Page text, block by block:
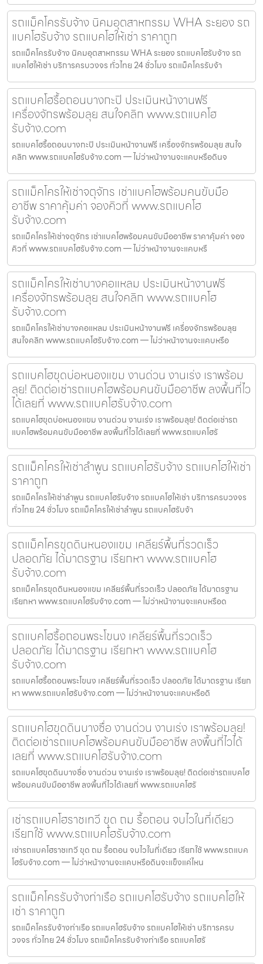
รถแม็คโครรับจ้าง นิคมอุตสาหกรรม WHA ระยอง รถ
แบคโฮรับจ้าง รถแบคโฮให้เช่า ราคาถูก
รถแม็คโครรับจ้าง นิคมอุตสาหกรรม WHA ระยอง รถแบคโฮรับจ้าง รถ
แบคโฮให้เช่า บริการครบวงจร ทั่วไทย 24 ชั่วโมง รถแม็คโครรับจ้า
รถแบคโฮรื้อถอนบางกะปิ ประเมินหน้างานฟรี
เครื่องจักรพร้อมลุย สนใจคลิก www.รถแบคโฮ
รับจ้าง.com
รถแบคโฮรื้อถอนบางกะปิ ประเมินหน้างานฟรี เครื่องจักรพร้อมลุย สนใจ
คลิก www.รถแบคโฮรับจ้าง.com — ไม่ว่าหน้างานจะแคบหรือดินจ
รถแม็คโครให้เช่าจตุจักร เช่าแบคโฮพร้อมคนขับมือ
อาชีพ ราคาคุ้มค่า จองคิวที่ www.รถแบคโฮ
รับจ้าง.com
รถแม็คโครให้เช่าจตุจักร เช่าแบคโฮพร้อมคนขับมืออาชีพ ราคาคุ้มค่า จอง
คิวที่ www.รถแบคโฮรับจ้าง.com — ไม่ว่าหน้างานจะแคบหรื
รถแม็คโครให้เช่าบางคอแหลม ประเมินหน้างานฟรี
เครื่องจักรพร้อมลุย สนใจคลิก www.รถแบคโฮ
รับจ้าง.com
รถแม็คโครให้เช่าบางคอแหลม ประเมินหน้างานฟรี เครื่องจักรพร้อมลุย
สนใจคลิก www.รถแบคโฮรับจ้าง.com — ไม่ว่าหน้างานจะแคบหรือ
รถแบคโฮขุดบ่อหนองแขม งานด่วน งานเร่ง เราพร้อม
ลุย! ติดต่อเช่ารถแบคโฮพร้อมคนขับมืออาชีพ ลงพื้นที่ไว
ได้เลยที่ www.รถแบคโฮรับจ้าง.com
รถแบคโฮขุดบ่อหนองแขม งานด่วน งานเร่ง เราพร้อมลุย! ติดต่อเช่ารถ
แบคโฮพร้อมคนขับมืออาชีพ ลงพื้นที่ไวได้เลยที่ www.รถแบคโฮรั
รถแม็คโครให้เช่าลำพูน รถแบคโฮรับจ้าง รถแบคโฮให้เช่า
ราคาถูก
รถแม็คโครให้เช่าลำพูน รถแบคโฮรับจ้าง รถแบคโฮให้เช่า บริการครบวงจร
ทั่วไทย 24 ชั่วโมง รถแม็คโครให้เช่าลำพูน รถแบคโฮรับจ้า
รถแม็คโครขุดดินหนองแขม เคลียร์พื้นที่รวดเร็ว
ปลอดภัย ได้มาตรฐาน เรียกหา www.รถแบคโฮ
รับจ้าง.com
รถแม็คโครขุดดินหนองแขม เคลียร์พื้นที่รวดเร็ว ปลอดภัย ได้มาตรฐาน
เรียกหา www.รถแบคโฮรับจ้าง.com — ไม่ว่าหน้างานจะแคบหรือด
รถแบคโฮรื้อถอนพระโขนง เคลียร์พื้นที่รวดเร็ว
ปลอดภัย ได้มาตรฐาน เรียกหา www.รถแบคโฮ
รับจ้าง.com
รถแบคโฮรื้อถอนพระโขนง เคลียร์พื้นที่รวดเร็ว ปลอดภัย ได้มาตรฐาน เรียก
หา www.รถแบคโฮรับจ้าง.com — ไม่ว่าหน้างานจะแคบหรือดิ
รถแบคโฮขุดดินบางซื่อ งานด่วน งานเร่ง เราพร้อมลุย!
ติดต่อเช่ารถแบคโฮพร้อมคนขับมืออาชีพ ลงพื้นที่ไวได้
เลยที่ www.รถแบคโฮรับจ้าง.com
รถแบคโฮขุดดินบางซื่อ งานด่วน งานเร่ง เราพร้อมลุย! ติดต่อเช่ารถแบคโฮ
พร้อมคนขับมืออาชีพ ลงพื้นที่ไวได้เลยที่ www.รถแบคโฮรั
เช่ารถแบคโฮราชเทวี ขุด ถม รื้อถอน จบไวในที่เดียว
เรียกใช้ www.รถแบคโฮรับจ้าง.com
เช่ารถแบคโฮราชเทวี ขุด ถม รื้อถอน จบไวในที่เดียว เรียกใช้ www.รถแบค
โฮรับจ้าง.com — ไม่ว่าหน้างานจะแคบหรือดินจะแข็งแค่ไหน
รถแม็คโครรับจ้างท่าเรือ รถแบคโฮรับจ้าง รถแบคโฮให้
เช่า ราคาถูก
รถแม็คโครรับจ้างท่าเรือ รถแบคโฮรับจ้าง รถแบคโฮให้เช่า บริการครบ
วงจร ทั่วไทย 24 ชั่วโมง รถแม็คโครรับจ้างท่าเรือ รถแบคโฮรั